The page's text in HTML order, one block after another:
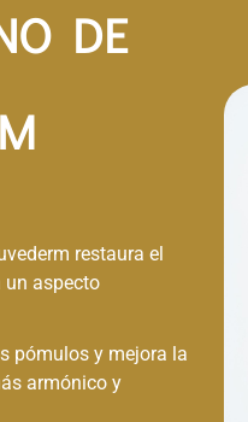
DE
restaura el
aspecto
pómulos y mejora la
armónico y